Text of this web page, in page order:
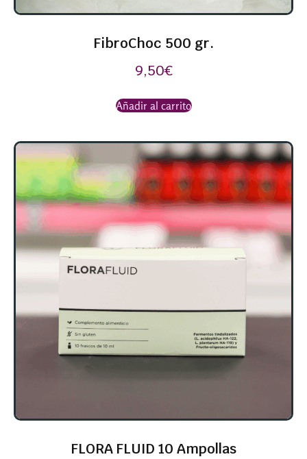
FibroChoc 500 gr.
9,50€
Añadir al carrito
FLORA FLUID 10 Ampollas